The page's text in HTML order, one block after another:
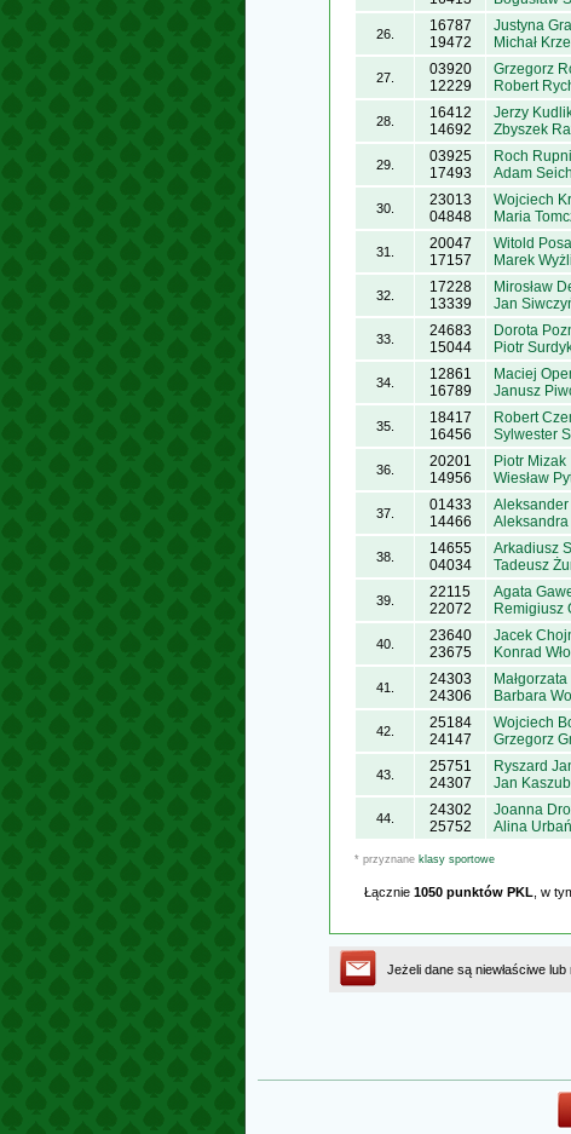
26.
16787
19472
Justyna
Michał
27.
03920
12229
Grzegorz
Robert
28.
16412
14692
Jerzy
Zbyszek
29.
03925
17493
Roch
Adam
30.
23013
04848
Wojciech
Maria
31.
20047
17157
Witold
Marek
32.
17228
13339
Mirosław
Jan
33.
24683
15044
Dorota
Piotr
34.
12861
16789
Maciej
Janusz
35.
18417
16456
Robert
Sylwester
36.
20201
14956
Piotr Mizak
Wiesław
37.
01433
14466
Aleksander
38.
14655
04034
Arkadiusz
Tadeusz
39.
22115
22072
Agata
Remigiusz
40.
23640
23675
Jacek
Konrad
41.
24303
24306
Barbara
42.
25184
24147
Wojciech
Grzegorz
43.
25751
24307
Ryszard
Jan
44.
24302
25752
Joanna
Alina
* przyznane klasy sportowe
Łącznie 1050 punktów PKL , w
Jeżeli dane są niewłaściwe lub